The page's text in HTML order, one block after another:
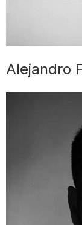
Alejandro